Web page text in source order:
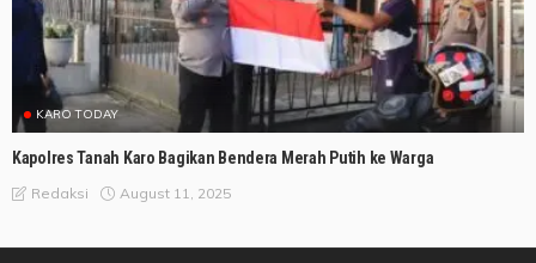
KARO TODAY
Kapolres Tanah Karo Bagikan Bendera Merah Putih ke Warga
Redaksi August 11, 2025